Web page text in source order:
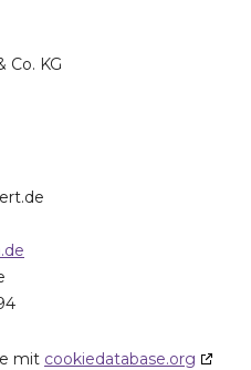
Co. KG
mit cookiedatabase.org